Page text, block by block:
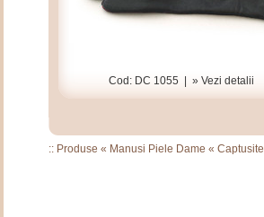
Cod: DC 1055 | » Vezi detalii
:: Produse « Manusi Piele Dame « Captusite